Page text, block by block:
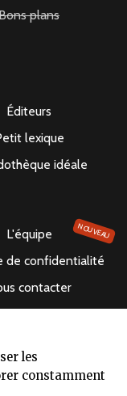
les
constamment
plans
Éditeurs
lexique
idéale
L'équipe NOUVEAU
de confidentialité
contacter